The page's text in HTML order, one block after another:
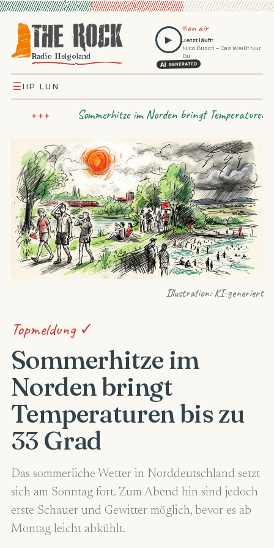
Radio Helgoland
▶
on air
Jetzt läuft:
Nico Busch – Das Weißt Nur
Du
☰IIP LUN